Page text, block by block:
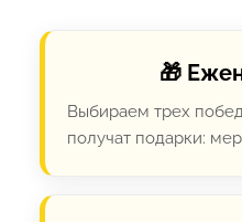
🎁
Выбираем трех
получат подарки: